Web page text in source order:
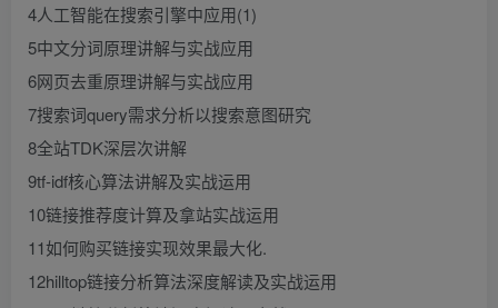
4人工智能在搜索引擎中应用(1)
5中文分词原理讲解与实战应用
6网页去重原理讲解与实战应用
7搜索词query需求分析以搜索意图研究
8全站TDK深层次讲解
9tf-idf核心算法讲解及实战运用
10链接推荐度计算及拿站实战运用
11如何购买链接实现效果最大化.
12hilltop链接分析算法深度解读及实战运用